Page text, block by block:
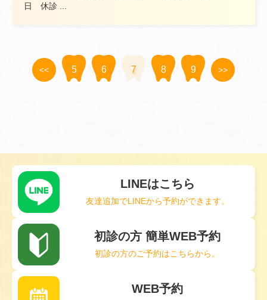
日 休診 ...
<< 5 6 7 8 9 >>
LINEはこちら
友達追加でLINEから予約ができます。
初診の方 簡単WEB予約
初診の方のご予約はこちらから。
WEB予約